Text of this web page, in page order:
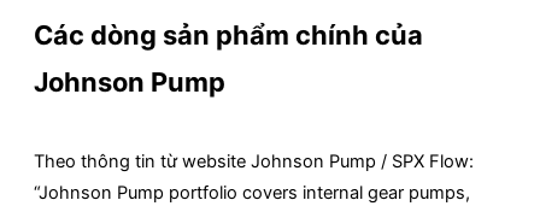
Các dòng sản phẩm chính của
Johnson Pump
Theo thông tin từ website Johnson Pump / SPX Flow:
“Johnson Pump portfolio covers internal gear pumps,